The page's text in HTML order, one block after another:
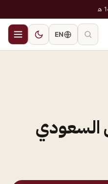
EN
السعودي